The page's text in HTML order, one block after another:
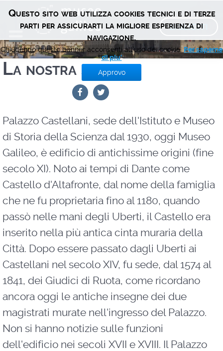
BIGLIETTI
La nostra sede
Palazzo Castellani, sede dell'Istituto e Museo
di Storia della Scienza dal 1930, oggi Museo
Galileo, è edificio di antichissime origini (fine
secolo XI). Noto ai tempi di Dante come
Castello d'Altafronte, dal nome della famiglia
che ne fu proprietaria fino al 1180, quando
passò nelle mani degli Uberti, il Castello era
inserito nella più antica cinta muraria della
Città. Dopo essere passato dagli Uberti ai
Castellani nel secolo XIV, fu sede, dal 1574 al
1841, dei Giudici di Ruota, come ricordano
ancora oggi le antiche insegne dei due
magistrati murate nell'ingresso del Palazzo.
Non si hanno notizie sulle funzioni
dell'edificio nei secoli XVII e XVIII. Il Palazzo
Questo sito web utilizza cookies tecnici e di terze
parti per assicurarti la migliore esperienza di
navigazione.
Chiudendo questo banner acconsenti all'uso dei cookie.Per saperne
di piu'
Approvo